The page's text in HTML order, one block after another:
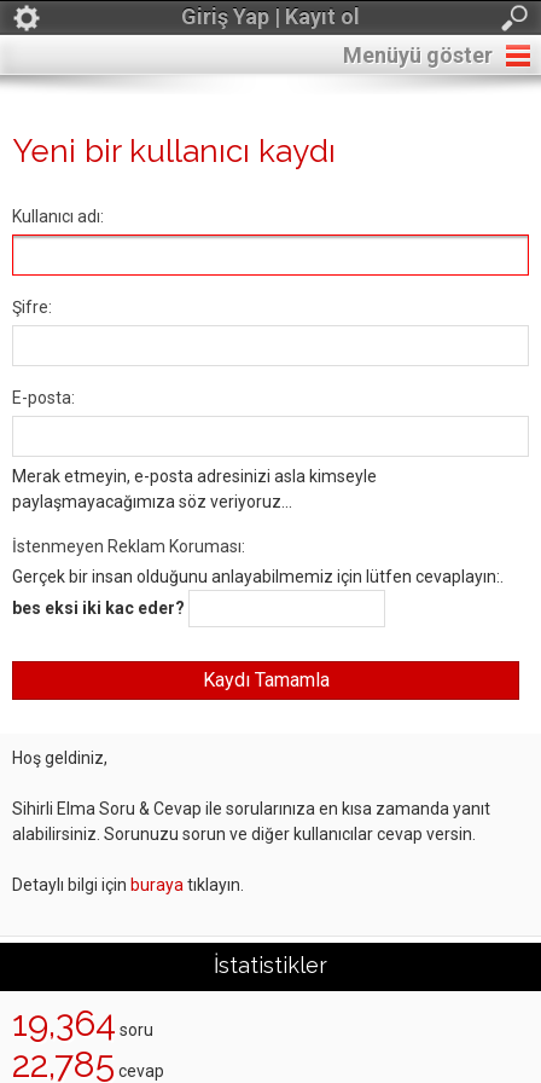
Giriş Yap | Kayıt ol
Menüyü göster
Yeni bir kullanıcı kaydı
Kullanıcı adı:
Şifre:
E-posta:
Merak etmeyin, e-posta adresinizi asla kimseyle
paylaşmayacağımıza söz veriyoruz...
İstenmeyen Reklam Koruması:
Gerçek bir insan olduğunu anlayabilmemiz için lütfen cevaplayın:.
bes eksi iki kac eder?
Hoş geldiniz,
Sihirli Elma Soru & Cevap ile sorularınıza en kısa zamanda yanıt
alabilirsiniz. Sorunuzu sorun ve diğer kullanıcılar cevap versin.
Detaylı bilgi için buraya tıklayın.
İstatistikler
19,364 soru
22,785 cevap